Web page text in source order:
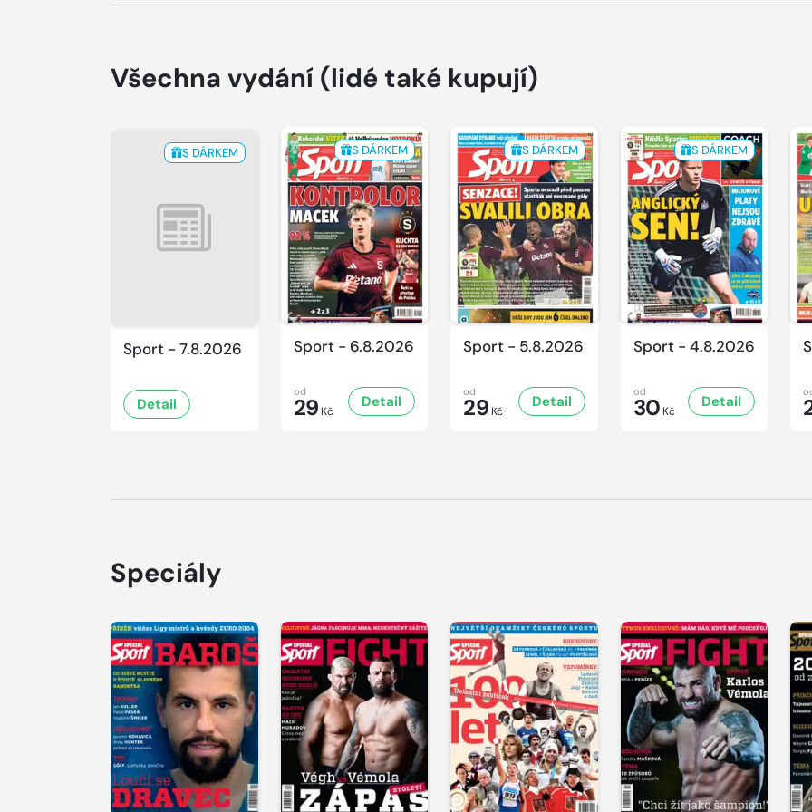
Všechna vydání (lidé také kupují)
S DÁRKEM
Sport - 7.8.2026
Detail
S DÁRKEM
Sport - 6.8.2026
od
29 Kč
Detail
S DÁRKEM
Sport - 5.8.2026
od
29 Kč
Detail
S DÁRKEM
Sport - 4.8.2026
od
30 Kč
Detail
Speciály